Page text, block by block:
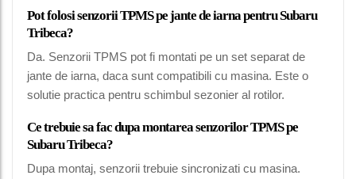
Pot folosi senzorii TPMS pe jante de iarna pentru Subaru
Tribeca?
Da. Senzorii TPMS pot fi montati pe un set separat de
jante de iarna, daca sunt compatibili cu masina. Este o
solutie practica pentru schimbul sezonier al rotilor.
Ce trebuie sa fac dupa montarea senzorilor TPMS pe
Subaru Tribeca?
Dupa montaj, senzorii trebuie sincronizati cu masina.